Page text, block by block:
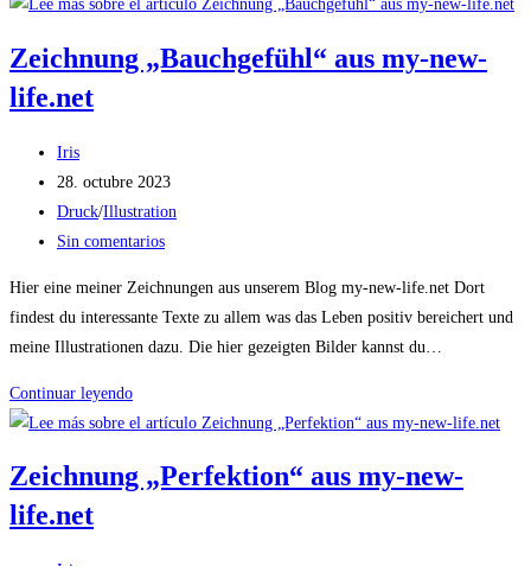
my-
Zeichnung „Bauchgefühl“ aus my-new-
life.net
Autor
de
la
entrada:
Iris
Publicación
de
la
28. octubre 2023
Categoría
de
entrada:
Druck/Illustration
Comentarios
la
entrada:
Sin comentarios
Hier eine meiner Zeichnungen aus unserem Blog my-new-life.net Dort
findest du interessante Texte zu allem was das Leben positiv bereichert und
meine Illustrationen dazu. Die hier gezeigten Bilder kannst du…
Continuar leyendoZeichnung
„Bauchgefühl“
my-
Zeichnung „Perfektion“ aus my-new-
life.net